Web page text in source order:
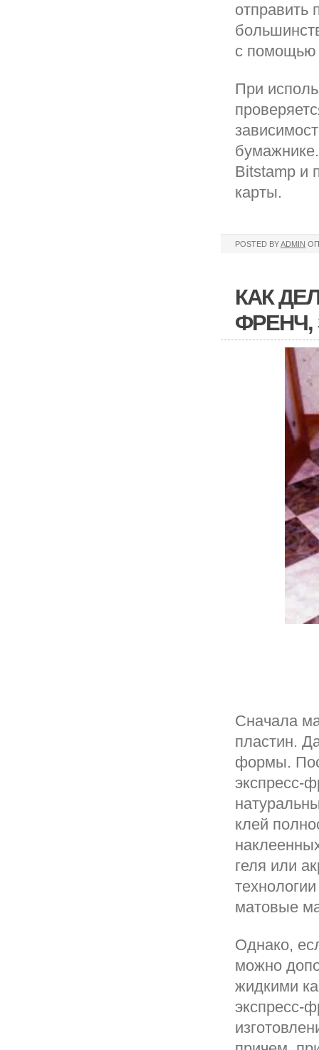
отправить
с помощью
При
Bitstamp и
карты.
POSTED BYADMIN
КАК
ФРЕНЧ,
Сначала
пластин.
формы.
экспресс-
клей
геля или
матовые
Однако,
можно
жидкими
экспресс-